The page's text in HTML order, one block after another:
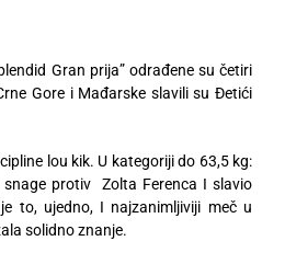
Gran prija” odrađene su četiri
Gore i Mađarske slavili su Đetići
lou kik. U kategoriji do 63,5 kg:
snage protiv Zolta Ferenca I slavio
to, ujedno, I najzanimljiviji meč u
solidno znanje.